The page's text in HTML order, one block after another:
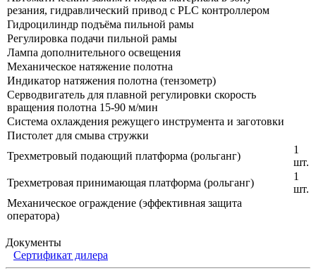
резания, гидравлический привод с PLC контроллером
Гидроцилиндр подъёма пильной рамы
Регулировка подачи пильной рамы
Лампа дополнительного освещения
Механическое натяжение полотна
Индикатор натяжения полотна (тензометр)
Серводвигатель для плавной регулировки скорость
вращения полотна 15-90 м/мин
Система охлаждения режущего инструмента и заготовки
Пистолет для смыва стружки
Трехметровый подающий платформа (рольганг)
1
шт.
Трехметровая принимающая платформа (рольганг)
1
шт.
Механическое ограждение (эффективная защита
оператора)
Документы
Сертификат дилера